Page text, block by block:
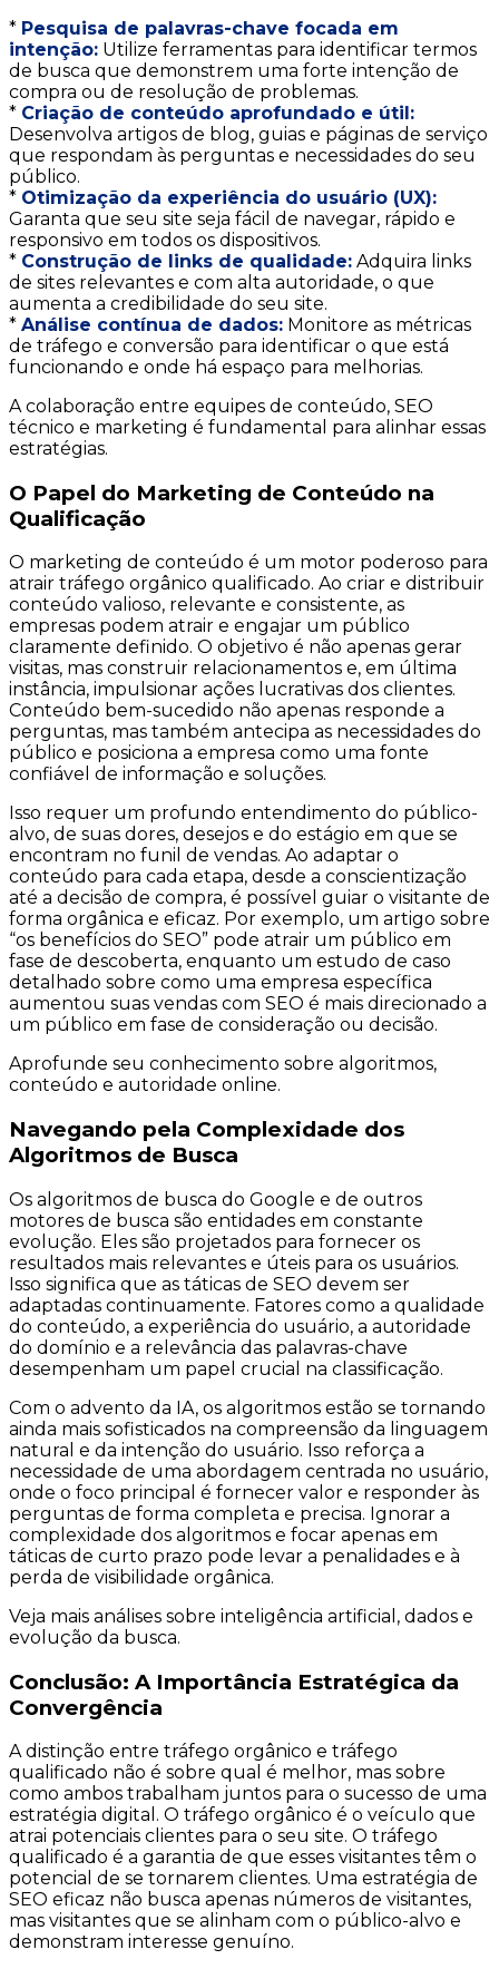
* Pesquisa de palavras-chave focada em
intenção: Utilize ferramentas para identificar termos
de busca que demonstrem uma forte intenção de
compra ou de resolução de problemas.
* Criação de conteúdo aprofundado e útil:
Desenvolva artigos de blog, guias e páginas de serviço
que respondam às perguntas e necessidades do seu
público.
* Otimização da experiência do usuário (UX):
Garanta que seu site seja fácil de navegar, rápido e
responsivo em todos os dispositivos.
* Construção de links de qualidade: Adquira links
de sites relevantes e com alta autoridade, o que
aumenta a credibilidade do seu site.
* Análise contínua de dados: Monitore as métricas
de tráfego e conversão para identificar o que está
funcionando e onde há espaço para melhorias.
A colaboração entre equipes de conteúdo, SEO
técnico e marketing é fundamental para alinhar essas
estratégias.
O Papel do Marketing de Conteúdo na
Qualificação
O marketing de conteúdo é um motor poderoso para
atrair tráfego orgânico qualificado. Ao criar e distribuir
conteúdo valioso, relevante e consistente, as
empresas podem atrair e engajar um público
claramente definido. O objetivo é não apenas gerar
visitas, mas construir relacionamentos e, em última
instância, impulsionar ações lucrativas dos clientes.
Conteúdo bem-sucedido não apenas responde a
perguntas, mas também antecipa as necessidades do
público e posiciona a empresa como uma fonte
confiável de informação e soluções.
Isso requer um profundo entendimento do público-
alvo, de suas dores, desejos e do estágio em que se
encontram no funil de vendas. Ao adaptar o
conteúdo para cada etapa, desde a conscientização
até a decisão de compra, é possível guiar o visitante de
forma orgânica e eficaz. Por exemplo, um artigo sobre
“os benefícios do SEO” pode atrair um público em
fase de descoberta, enquanto um estudo de caso
detalhado sobre como uma empresa específica
aumentou suas vendas com SEO é mais direcionado a
um público em fase de consideração ou decisão.
Aprofunde seu conhecimento sobre algoritmos,
conteúdo e autoridade online.
Navegando pela Complexidade dos
Algoritmos de Busca
Os algoritmos de busca do Google e de outros
motores de busca são entidades em constante
evolução. Eles são projetados para fornecer os
resultados mais relevantes e úteis para os usuários.
Isso significa que as táticas de SEO devem ser
adaptadas continuamente. Fatores como a qualidade
do conteúdo, a experiência do usuário, a autoridade
do domínio e a relevância das palavras-chave
desempenham um papel crucial na classificação.
Com o advento da IA, os algoritmos estão se tornando
ainda mais sofisticados na compreensão da linguagem
natural e da intenção do usuário. Isso reforça a
necessidade de uma abordagem centrada no usuário,
onde o foco principal é fornecer valor e responder às
perguntas de forma completa e precisa. Ignorar a
complexidade dos algoritmos e focar apenas em
táticas de curto prazo pode levar a penalidades e à
perda de visibilidade orgânica.
Veja mais análises sobre inteligência artificial, dados e
evolução da busca.
Conclusão: A Importância Estratégica da
Convergência
A distinção entre tráfego orgânico e tráfego
qualificado não é sobre qual é melhor, mas sobre
como ambos trabalham juntos para o sucesso de uma
estratégia digital. O tráfego orgânico é o veículo que
atrai potenciais clientes para o seu site. O tráfego
qualificado é a garantia de que esses visitantes têm o
potencial de se tornarem clientes. Uma estratégia de
SEO eficaz não busca apenas números de visitantes,
mas visitantes que se alinham com o público-alvo e
demonstram interesse genuíno.